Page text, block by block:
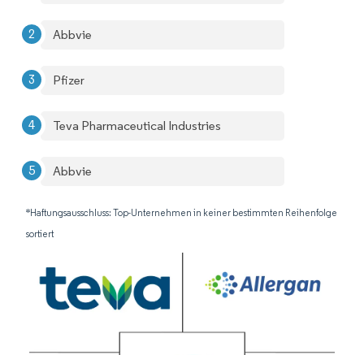
Abbvie
Pfizer
Teva Pharmaceutical Industries
Abbvie
*Haftungsausschluss: Top-Unternehmen in keiner bestimmten Reihenfolge
sortiert